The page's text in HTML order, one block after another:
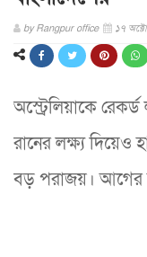
byRangpur office ১৭
অস্ট্রেলিয়াকে
রানের লক্ষ্য দিয়েও
বড় পরাজয়। আগের